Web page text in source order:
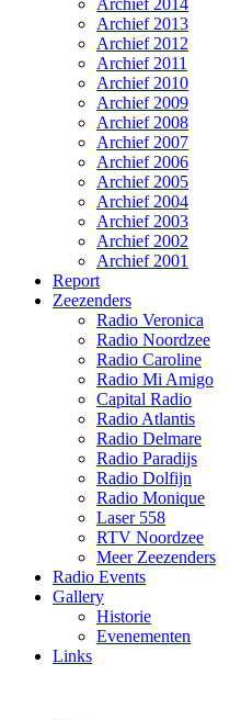
Archief 2014
Archief 2013
Archief 2012
Archief 2011
Archief 2010
Archief 2009
Archief 2008
Archief 2007
Archief 2006
Archief 2005
Archief 2004
Archief 2003
Archief 2002
Archief 2001
Report
Zeezenders
Radio Veronica
Radio Noordzee
Radio Caroline
Radio Mi Amigo
Capital Radio
Radio Atlantis
Radio Delmare
Radio Paradijs
Radio Dolfijn
Radio Monique
Laser 558
RTV Noordzee
Meer Zeezenders
Radio Events
Gallery
Historie
Evenementen
Links